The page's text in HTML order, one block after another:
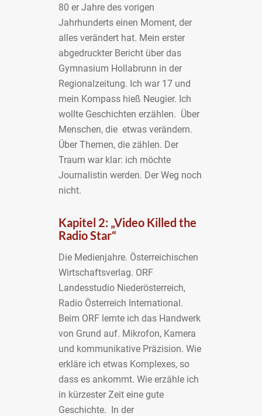
80 er Jahre des vorigen
Jahrhunderts einen Moment, der
alles verändert hat. Mein erster
abgedruckter Bericht über das
Gymnasium Hollabrunn in der
Regionalzeitung. Ich war 17 und
mein Kompass hieß Neugier. Ich
wollte Geschichten erzählen. Über
Menschen, die etwas verändern.
Über Themen, die zählen. Der
Traum war klar: ich möchte
Journalistin werden. Der Weg noch
nicht.
Kapitel 2: „Video Killed the
Radio Star“
Die Medienjahre. Österreichischen
Wirtschaftsverlag. ORF
Landesstudio Niederösterreich,
Radio Österreich International.
Beim ORF lernte ich das Handwerk
von Grund auf. Mikrofon, Kamera
und kommunikative Präzision. Wie
erkläre ich etwas Komplexes, so
dass es ankommt. Wie erzähle ich
in kürzester Zeit eine gute
Geschichte. In der